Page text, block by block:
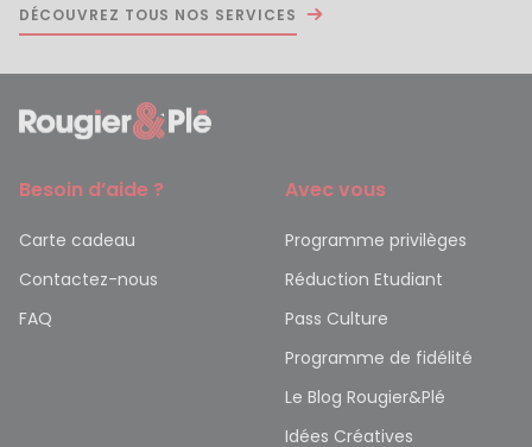
DÉCOUVREZ TOUS NOS SERVICES
Besoin d’aide ?
Carte cadeau
Contactez-nous
FAQ
Avec vous
Programme privilèges
Réduction Etudiant
Pass Culture
Programme de fidélité
Le Blog Rougier&Plé
Idées Créatives